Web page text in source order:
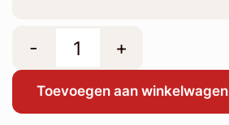
- +
Toevoegen aan winkelwagen